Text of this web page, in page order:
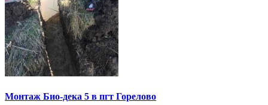
Монтаж Био-дека 5 в пгт Горелово